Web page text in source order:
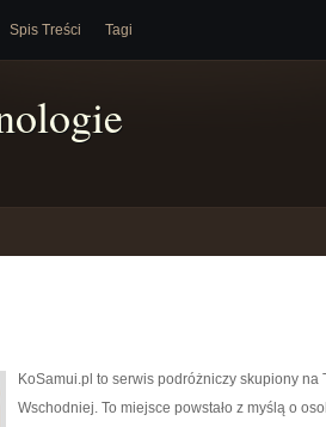
Spis Treści Tagi
KoSamui.pl to serwis podróżniczy skupiony na
Wschodniej. To miejsce powstało z myślą o